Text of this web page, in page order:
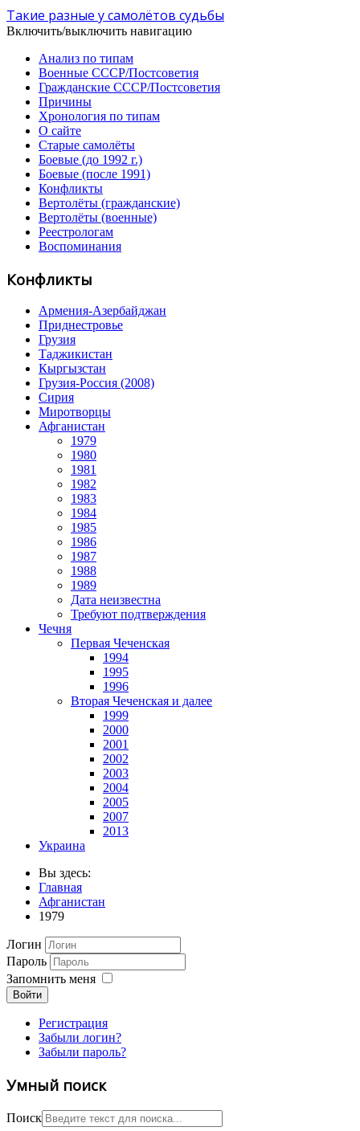
Такие разные у самолётов судьбы
Включить/выключить навигацию
Анализ по типам
Военные СССР/Постсоветия
Гражданские СССР/Постсоветия
Причины
Хронология по типам
О сайте
Старые самолёты
Боевые (до 1992 г.)
Боевые (после 1991)
Конфликты
Вертолёты (гражданские)
Вертолёты (военные)
Реестрологам
Воспоминания
Конфликты
Армения-Азербайджан
Приднестровье
Грузия
Таджикистан
Кыргызстан
Грузия-Россия (2008)
Сирия
Миротворцы
Афганистан
1979
1980
1981
1982
1983
1984
1985
1986
1987
1988
1989
Дата неизвестна
Требуют подтверждения
Чечня
Первая Чеченская
1994
1995
1996
Вторая Чеченская и далее
1999
2000
2001
2002
2003
2004
2005
2007
2013
Украина
Вы здесь:
Главная
Афганистан
1979
Логин
Пароль
Запомнить меня
Войти
Регистрация
Забыли логин?
Забыли пароль?
Умный поиск
Поиск